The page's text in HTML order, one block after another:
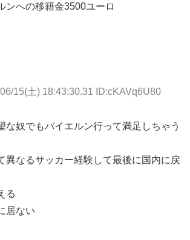
ンへの移籍金3500ユーロ
15(土) 18:43:30.31 ID:cKAVq6U80
な奴でもバイエルン行って満足しちゃう
異なるサッカー経験して最後に国内に戻
る
居ない